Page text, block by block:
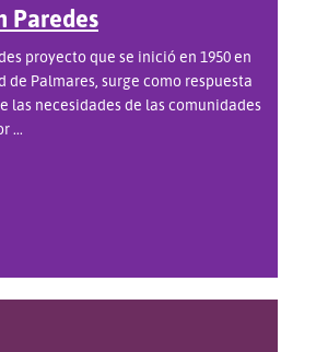
Paredes
proyecto que se inició en 1950 en
de Palmares, surge como respuesta
las necesidades de las comunidades
...